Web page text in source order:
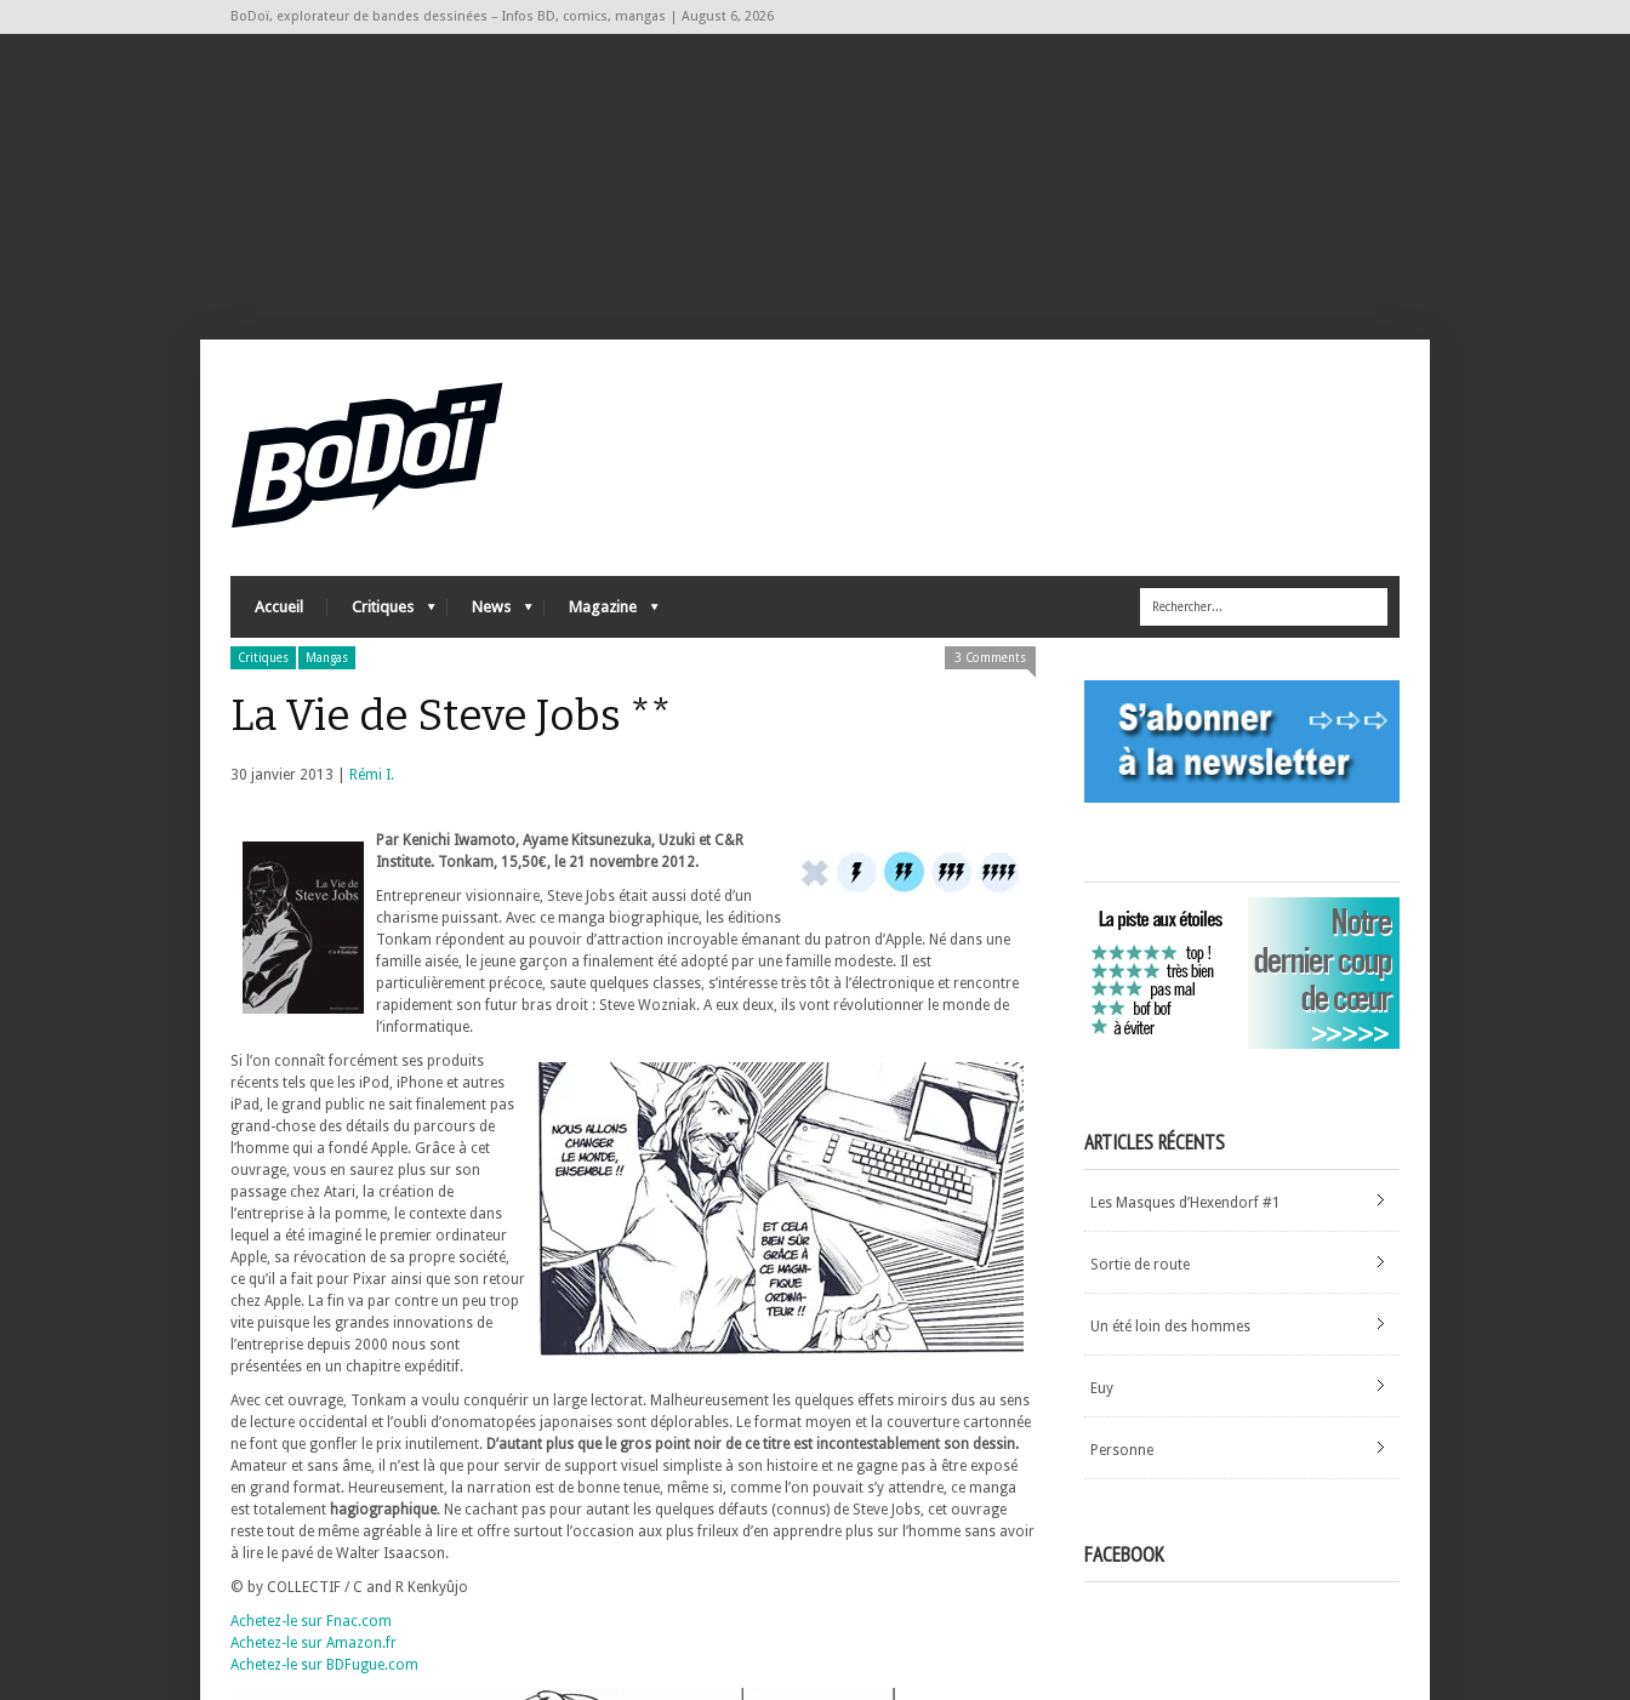
BoDoï, explorateur de bandes dessinées – Infos BD, comics, mangas | August 6, 2026
Accueil Critiques News Magazine
Critiques Mangas 3 Comments
La Vie de Steve Jobs **
30 janvier 2013 | Rémi I.
Par Kenichi Iwamoto, Ayame Kitsunezuka, Uzuki et C&R
Institute. Tonkam, 15,50€, le 21 novembre 2012.
Entrepreneur visionnaire, Steve Jobs était aussi doté d’un
charisme puissant. Avec ce manga biographique, les éditions
Tonkam répondent au pouvoir d’attraction incroyable émanant du patron d’Apple. Né dans une
famille aisée, le jeune garçon a finalement été adopté par une famille modeste. Il est
particulièrement précoce, saute quelques classes, s’intéresse très tôt à l’électronique et rencontre
rapidement son futur bras droit : Steve Wozniak. A eux deux, ils vont révolutionner le monde de
l’informatique.
Si l’on connaît forcément ses produits
récents tels que les iPod, iPhone et autres
iPad, le grand public ne sait finalement pas
grand-chose des détails du parcours de
l’homme qui a fondé Apple. Grâce à cet
ouvrage, vous en saurez plus sur son
passage chez Atari, la création de
l’entreprise à la pomme, le contexte dans
lequel a été imaginé le premier ordinateur
Apple, sa révocation de sa propre société,
ce qu’il a fait pour Pixar ainsi que son retour
chez Apple. La fin va par contre un peu trop
vite puisque les grandes innovations de
l’entreprise depuis 2000 nous sont
présentées en un chapitre expéditif.
Avec cet ouvrage, Tonkam a voulu conquérir un large lectorat. Malheureusement les quelques effets miroirs dus au sens
de lecture occidental et l’oubli d’onomatopées japonaises sont déplorables. Le format moyen et la couverture cartonnée
ne font que gonfler le prix inutilement. D’autant plus que le gros point noir de ce titre est incontestablement son dessin.
Amateur et sans âme, il n’est là que pour servir de support visuel simpliste à son histoire et ne gagne pas à être exposé
en grand format. Heureusement, la narration est de bonne tenue, même si, comme l’on pouvait s’y attendre, ce manga
est totalement hagiographique. Ne cachant pas pour autant les quelques défauts (connus) de Steve Jobs, cet ouvrage
reste tout de même agréable à lire et offre surtout l’occasion aux plus frileux d’en apprendre plus sur l’homme sans avoir
à lire le pavé de Walter Isaacson.
© by COLLECTIF / C and R Kenkyûjo
Achetez-le sur Fnac.com
Achetez-le sur Amazon.fr
Achetez-le sur BDFugue.com
ARTICLES RÉCENTS
Les Masques d’Hexendorf #1
Sortie de route
Un été loin des hommes
Euy
Personne
FACEBOOK